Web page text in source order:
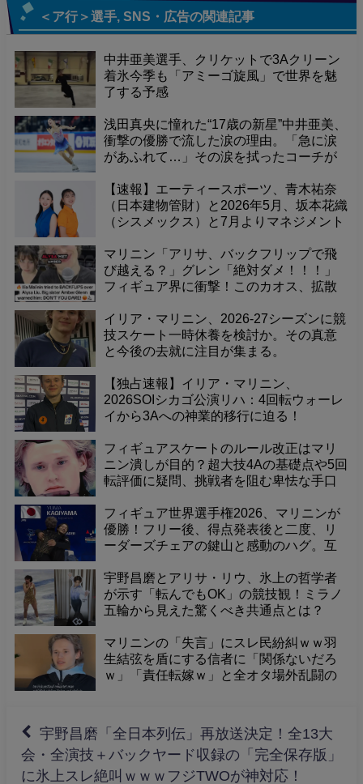
＜ア行＞選手, SNS・広告の関連記事
中井亜美選手、クリケットで3Aクリーン
着氷今季も「アミーゴ旋風」で世界を魅
了する予感
浅田真央に憧れた“17歳の新星”中井亜美、
衝撃の優勝で流した涙の理由。「急に涙
があふれて…」その涙を拭ったコーチが
は…」
【速報】エーティースポーツ、青木祐奈
（日本建物管財）と2026年5月、坂本花織
（シスメックス）と7月よりマネジメント
マリニン「アリサ、バックフリップで飛
び越える？」グレン「絶対ダメ！！！」
フィギュア界に衝撃！このカオス、拡散
イリア・マリニン、2026-27シーズンに競
技スケート一時休養を検討か。その真意
と今後の去就に注目が集まる。
【独占速報】イリア・マリニン、
2026SOIシカゴ公演リハ：4回転ウォーレ
イから3Aへの神業的移行に迫る！
フィギュアスケートのルール改正はマリ
ニン潰しが目的？超大技4Aの基礎点や5回
転評価に疑問、挑戦者を阻む卑怯な手口
フィギュア世界選手権2026、マリニンが
優勝！フリー後、得点発表後と二度、リ
ーダーズチェアの鍵山と感動のハグ。互
た！
宇野昌磨とアリサ・リウ、氷上の哲学者
が示す「転んでもOK」の競技観！ミラノ
五輪から見えた驚くべき共通点とは？
マリニンの「失言」にスレ民紛糾ｗｗ羽
生結弦を盾にする信者に「関係ないだろ
ｗ」「責任転嫁ｗ」と全オタ場外乱闘の
宇野昌磨「全日本列伝」再放送決定！全13大
会・全演技＋バックヤード収録の「完全保存版」
に氷上スレ絶叫ｗｗｗフジTWOが神対応！